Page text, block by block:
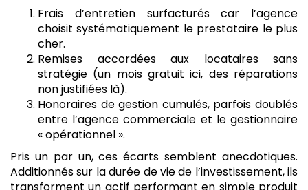
Frais d’entretien surfacturés car l’agence
choisit systématiquement le prestataire le plus
cher.
Remises accordées aux locataires sans
stratégie (un mois gratuit ici, des réparations
non justifiées là).
Honoraires de gestion cumulés, parfois doublés
entre l’agence commerciale et le gestionnaire
« opérationnel ».
Pris un par un, ces écarts semblent anecdotiques.
Additionnés sur la durée de vie de l’investissement, ils
transforment un actif performant en simple produit